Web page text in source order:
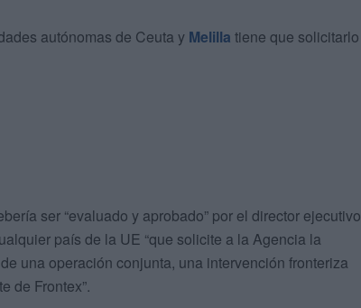
autónomas de Ceuta y Melilla tiene que solicitarlo
ser “evaluado y aprobado” por el director ejecutivo
país de la UE “que solicite a la Agencia la
una operación conjunta, una intervención fronteriza
de Frontex”.